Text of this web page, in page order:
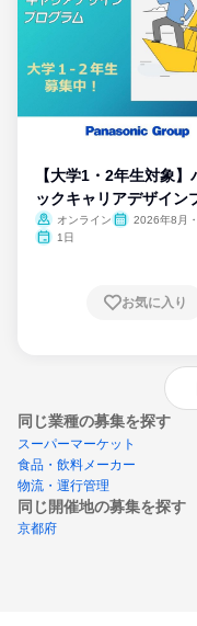
【大学1・2年生対象】
ックキャリアデザイン
ム
オンライン
2026年8月
1日
お気に入り
同じ業種の募集を探す
スーパーマーケット
食品・飲料メーカー
物流・運行管理
同じ開催地の募集を探す
京都府